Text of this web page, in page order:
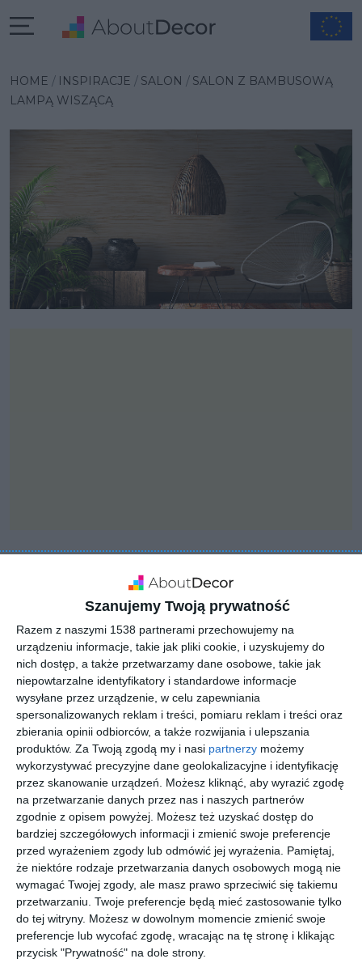
Szanujemy Twoją prywatność
Razem z naszymi 1538 partnerami przechowujemy na
urządzeniu informacje, takie jak pliki cookie, i uzyskujemy do
nich dostęp, a także przetwarzamy dane osobowe, takie jak
niepowtarzalne identyfikatory i standardowe informacje
wysyłane przez urządzenie, w celu zapewniania
spersonalizowanych reklam i treści, pomiaru reklam i treści oraz
zbierania opinii odbiorców, a także rozwijania i ulepszania
produktów. Za Twoją zgodą my i nasi partnerzy możemy
wykorzystywać precyzyjne dane geolokalizacyjne i identyfikację
przez skanowanie urządzeń. Możesz kliknąć, aby wyrazić zgodę
na przetwarzanie danych przez nas i naszych partnerów
zgodnie z opisem powyżej. Możesz też uzyskać dostęp do
bardziej szczegółowych informacji i zmienić swoje preferencje
przed wyrażeniem zgody lub odmówić jej wyrażenia.
Pamiętaj,
że niektóre rodzaje przetwarzania danych osobowych mogą nie
wymagać Twojej zgody, ale masz prawo sprzeciwić się takiemu
przetwarzaniu. Twoje preferencje będą mieć zastosowanie tylko
do tej witryny. Możesz w dowolnym momencie zmienić swoje
preferencje lub wycofać zgodę, wracając na tę stronę i klikając
przycisk "Prywatność" na dole strony.
HOME INSPIRACJE SALON
SALON Z BAMBUSOWĄ
LAMPĄ WISZĄCĄ
Salon z bambusową
lampą wiszącą
Aranżacja salonu z bambusową lampą wiszącą.
AUTOR:Magnat Magia Szlachetnych Barw
DODAJ DO ULUBIONYCH
UDOSTĘPNIJ
Pozostałe zdjęcia w projekcie:Wnętrza z
wykorzystaniem farb MAGNAT